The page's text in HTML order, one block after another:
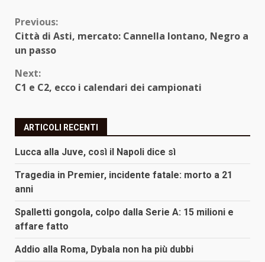
Continue
Reading
Previous:
Città di Asti, mercato: Cannella lontano, Negro a
un passo
Next:
C1 e C2, ecco i calendari dei campionati
ARTICOLI RECENTI
Lucca alla Juve, così il Napoli dice sì
Tragedia in Premier, incidente fatale: morto a 21
anni
Spalletti gongola, colpo dalla Serie A: 15 milioni e
affare fatto
Addio alla Roma, Dybala non ha più dubbi